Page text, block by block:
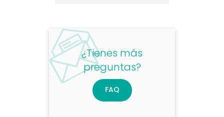
¿Tienes más
preguntas?
FAQ